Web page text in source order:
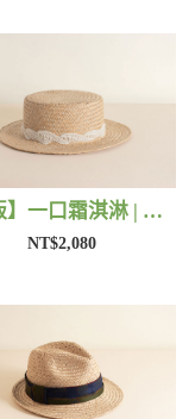
【絕版】一口霜淇淋 | 藺子X好煩小姐
NT$2,080